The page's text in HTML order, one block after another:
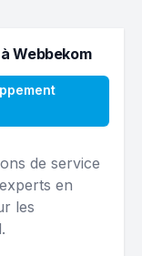
Webbekom
de service
en
les